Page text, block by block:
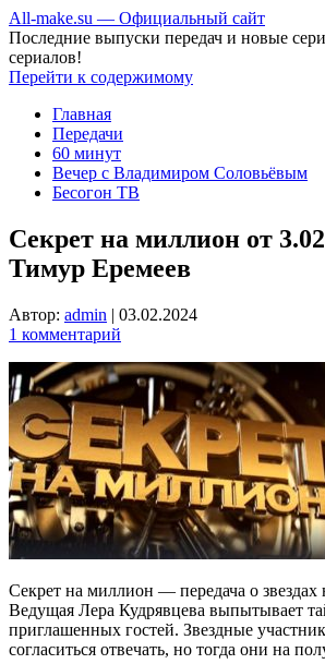
All-make.su — Официальный сайт
Последние выпуски передач и новые
сериалов!
Перейти к содержимому
Главная
Передачи
60 минут
Вечер с Владимиром Соловьёвым
Бесогон ТВ
Секрет на миллион от
Тимур Еремеев
Автор: admin | 03.02.2024
1 комментарий
Секрет на миллион — передача о
Ведущая Лера Кудрявцева выпытывает
приглашенных гостей. Звездные
согласиться отвечать, но тогда они на